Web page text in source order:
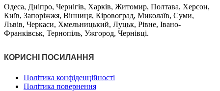
Одеса, Дніпро, Чернігів, Харків, Житомир, Полтава, Херсон,
Київ, Запоріжжя, Вінниця, Кіровоград, Миколаїв, Суми,
Львів, Черкаси, Хмельницький, Луцьк, Рівне, Івано-
Франківськ, Тернопіль, Ужгород, Чернівці.
КОРИСНІ ПОСИЛАННЯ
Політика конфіденційності
Політика повернення